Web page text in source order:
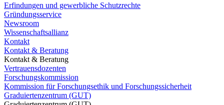
Erfindungen und gewerbliche Schutzrechte
Gründungsservice
Newsroom
Wissenschaftsallianz
Kontakt
Kontakt & Beratung
Kontakt & Beratung
Vertrauensdozenten
Forschungskommission
Kommission für Forschungsethik und Forschungssicherheit
Graduiertenzentrum (GUT)